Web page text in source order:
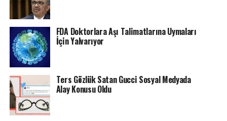
FDA Doktorlara Aşı Talimatlarına Uymaları
İçin Yalvarıyor
Ters Gözlük Satan Gucci Sosyal Medyada
Alay Konusu Oldu